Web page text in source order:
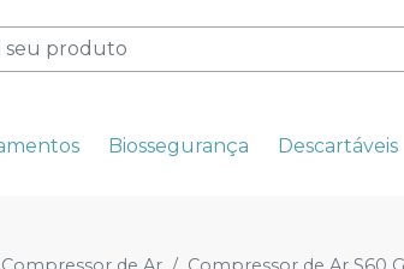
Biossegurança Descartáveis